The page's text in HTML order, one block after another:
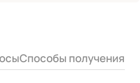
Способы получения